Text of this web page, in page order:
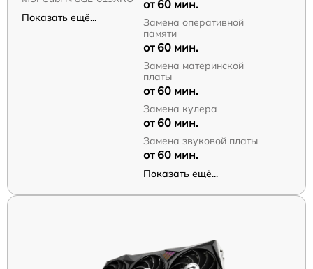
Показать ещё...
от 60 мин.
Замена оперативной
памяти
от 60 мин.
Замена материнской
платы
от 60 мин.
Замена кулера
от 60 мин.
Замена звуковой платы
от 60 мин.
Показать ещё...